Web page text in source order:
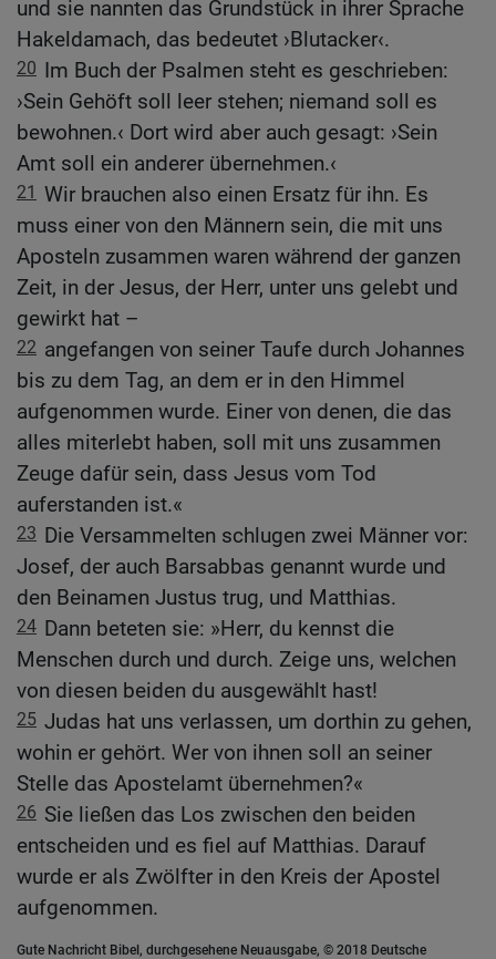
und sie nannten das Grundstück in ihrer Sprache
Hakeldamach, das bedeutet ›Blutacker‹.
20 Im Buch der Psalmen steht es geschrieben:
›Sein Gehöft soll leer stehen; niemand soll es
bewohnen.‹ Dort wird aber auch gesagt: ›Sein
Amt soll ein anderer übernehmen.‹
21 Wir brauchen also einen Ersatz für ihn. Es
muss einer von den Männern sein, die mit uns
Aposteln zusammen waren während der ganzen
Zeit, in der Jesus, der Herr, unter uns gelebt und
gewirkt hat –
22 angefangen von seiner Taufe durch Johannes
bis zu dem Tag, an dem er in den Himmel
aufgenommen wurde. Einer von denen, die das
alles miterlebt haben, soll mit uns zusammen
Zeuge dafür sein, dass Jesus vom Tod
auferstanden ist.«
23 Die Versammelten schlugen zwei Männer vor:
Josef, der auch Barsabbas genannt wurde und
den Beinamen Justus trug, und Matthias.
24 Dann beteten sie: »Herr, du kennst die
Menschen durch und durch. Zeige uns, welchen
von diesen beiden du ausgewählt hast!
25 Judas hat uns verlassen, um dorthin zu gehen,
wohin er gehört. Wer von ihnen soll an seiner
Stelle das Apostelamt übernehmen?«
26 Sie ließen das Los zwischen den beiden
entscheiden und es fiel auf Matthias. Darauf
wurde er als Zwölfter in den Kreis der Apostel
aufgenommen.
Gute Nachricht Bibel, durchgesehene Neuausgabe, © 2018 Deutsche